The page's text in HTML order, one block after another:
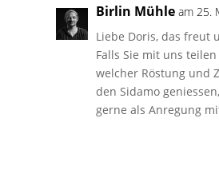
Birlin Mühle am 25.
Liebe Doris, das freut
Falls Sie mit uns
welcher Röstung und
den Sidamo
gerne als Anregung